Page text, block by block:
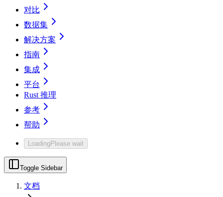
对比
数据集
解决方案
指南
集成
平台
Rust 推理
参考
帮助
LoadingPlease wait
Toggle Sidebar
文档